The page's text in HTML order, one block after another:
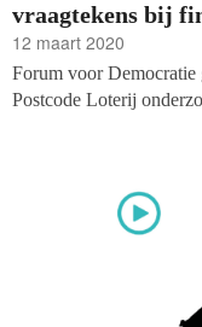
vraagtekens bij
12 maart 2020
Forum voor Democratie
Postcode Loterij